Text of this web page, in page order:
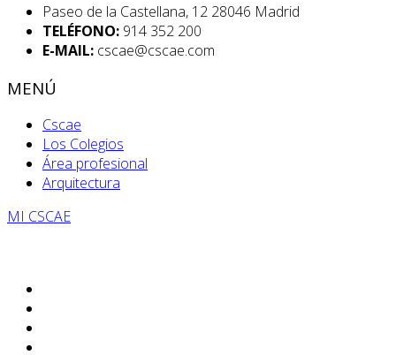
Paseo de la Castellana, 12 28046 Madrid
TELÉFONO: 914 352 200
E-MAIL: cscae@cscae.com
MENÚ
Cscae
Los Colegios
Área profesional
Arquitectura
MI CSCAE